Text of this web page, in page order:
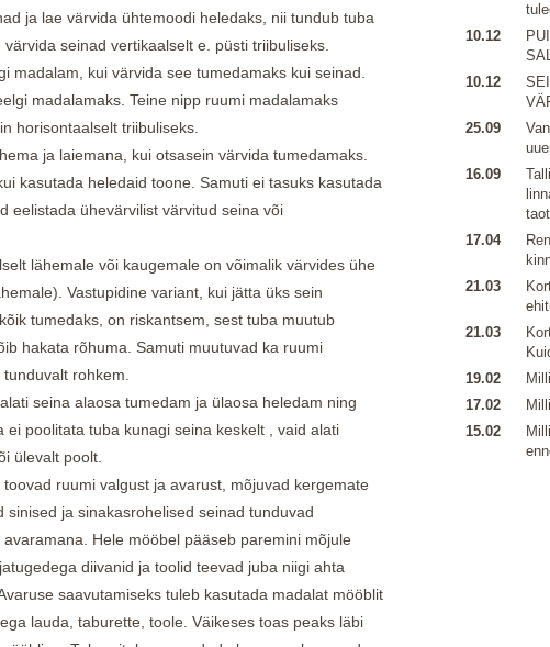
ja lae värvida ühtemoodi heledaks, nii tundub tuba
seinad vertikaalselt e. püsti triibuliseks.
madalam, kui värvida see tumedamaks kui seinad.
madalamaks. Teine nipp ruumi madalamaks
horisontaalselt triibuliseks.
ja laiemana, kui otsasein värvida tumedamaks.
kasutada heledaid toone. Samuti ei tasuks kasutada
eelistada ühevärvilist värvitud seina või
lähemale või kaugemale on võimalik värvides ühe
Vastupidine variant, kui jätta üks sein
tumedaks, on riskantsem, sest tuba muutub
hakata rõhuma. Samuti muutuvad ka ruumi
rohkem.
seina alaosa tumedam ja ülaosa heledam ning
ei poolitata tuba kunagi seina keskelt , vaid alati
ülevalt poolt.
ruumi valgust ja avarust, mõjuvad kergemate
sinised ja sinakasrohelised seinad tunduvad
Hele mööbel pääseb paremini mõjule
diivanid ja toolid teevad juba niigi ahta
saavutamiseks tuleb kasutada madalat mööblit
lauda, taburette, toole. Väikeses toas peaks läbi
10.12
10.12
25.09
16.09
17.04
21.03
21.03
19.02
17.02
15.02